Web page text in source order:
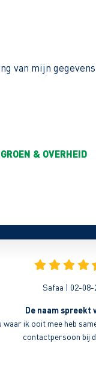
van mijn
& OVERHEID
Safaa | 02-08-
De naam spreekt
ik ooit mee heb
contactpersoon bij